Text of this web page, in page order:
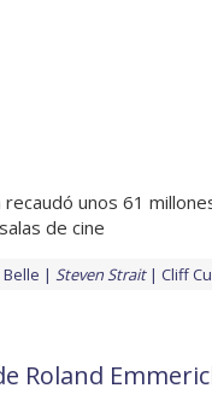
recaudó unos 61
de cine
Belle Steven Strait Cliff
Roland